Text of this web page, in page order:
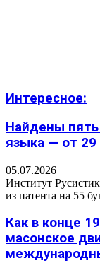
Интересное:
Найдены
языка — от 29
05.07.2026
Институт
из патента на 55
Как в конце
масонское